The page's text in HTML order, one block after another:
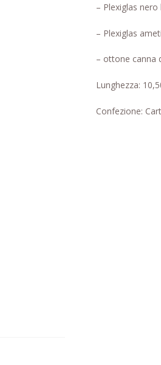
– Plexiglas nero
– Plexiglas
– ottone canna
Lunghezza:
Confezione: